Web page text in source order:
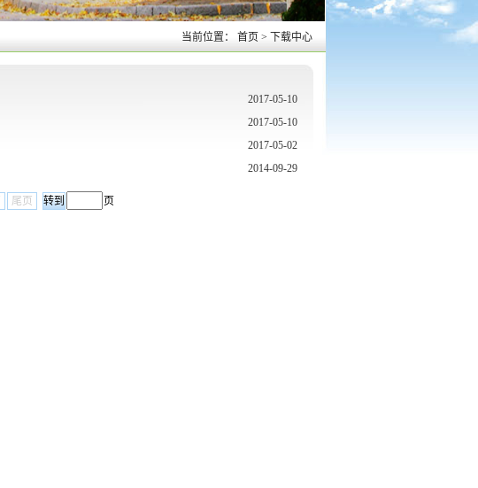
当前位置： 首页 > 下载中心
2017-05-10
2017-05-10
2017-05-02
2014-09-29
尾页 页